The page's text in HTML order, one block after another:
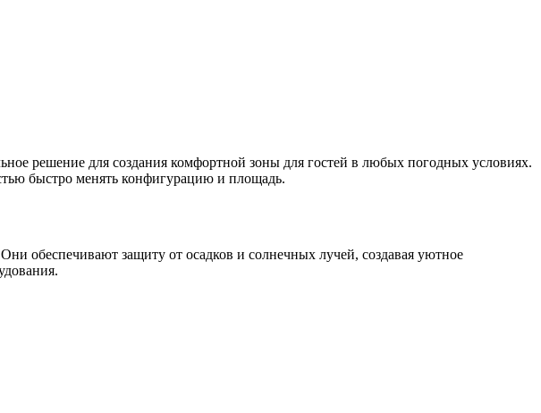
решение для создания комфортной зоны для гостей в любых погодных условиях.
быстро менять конфигурацию и площадь.
обеспечивают защиту от осадков и солнечных лучей, создавая уютное